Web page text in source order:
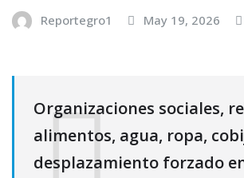
Reportegro1 May 19, 2026
Organizaciones sociales,
alimentos, agua, ropa,
desplazamiento forzado